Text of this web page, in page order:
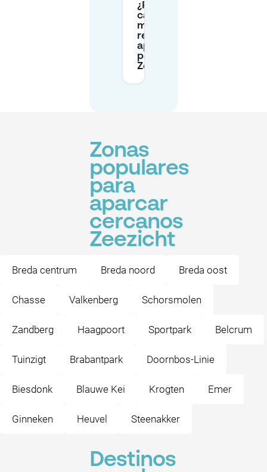
¿Puedo
cancelar o
modificar mi
reserva de
aparcamiento
para
Zeezicht?
Zonas
populares
para
aparcar
cercanos
Zeezicht
Breda centrum Breda noord Breda oost
Chasse Valkenberg Schorsmolen
Zandberg Haagpoort Sportpark Belcrum
Tuinzigt Brabantpark Doornbos-Linie
Biesdonk Blauwe Kei Krogten Emer
Ginneken Heuvel Steenakker
Destinos